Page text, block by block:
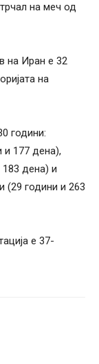
на меч од
на Иран е 32
на
години:
и 177 дена),
дена) и
(29 години и 263
е 37-